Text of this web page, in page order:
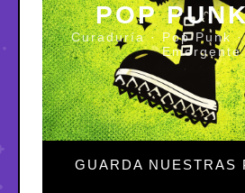
POP
Curaduría · Pop Punk ·
Emergente
GUARDA NUESTRAS